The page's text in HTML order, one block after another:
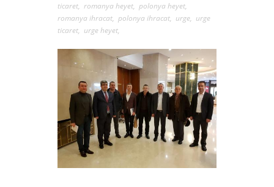
ticaret, romanya heyet, polonya heyet,
romanya ihracat, polonya ihracat, urge, urge
ticaret, urge heyet,